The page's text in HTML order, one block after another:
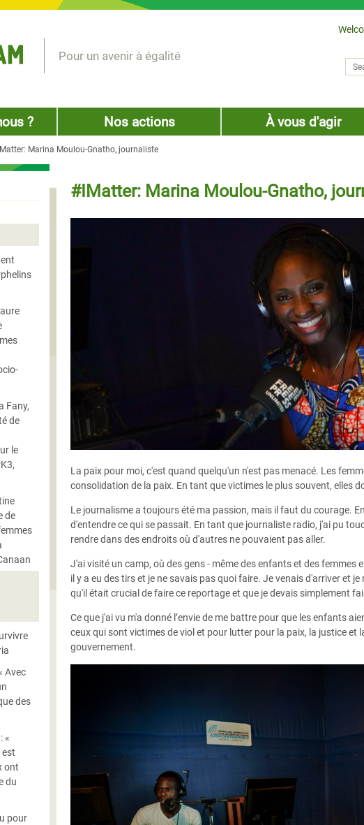
Pour un avenir à égalité
? Nos actions À vous d'agir
Marina Moulou-Gnatho, journaliste
#IMatter: Marina Moulou-Gnatho,
La paix pour moi, c'est quand quelqu'un n'est pas menacé. Les
consolidation de la paix. En tant que victimes le plus souvent, elles
Le journalisme a toujours été ma passion, mais il faut du courage.
d'entendre ce qui se passait. En tant que journaliste radio, j'ai pu
rendre dans des endroits où d'autres ne pouvaient pas aller.
J'ai visité un camp, où des gens - même des enfants et des femmes
il y a eu des tirs et je ne savais pas quoi faire. Je venais d'arriver et
qu'il était crucial de faire ce reportage et que je devais simplement
Ce que j'ai vu m'a donné l’envie de me battre pour que les enfants
ceux qui sont victimes de viol et pour lutter pour la paix, la justice et
gouvernement.
Fany,
de
le
de
Avec
des
«
est
ont
du
pour